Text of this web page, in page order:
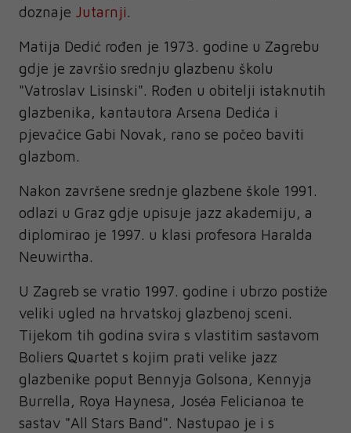
doznaje Jutarnji.
Matija Dedić rođen je 1973. godine u Zagrebu
gdje je završio srednju glazbenu školu
"Vatroslav Lisinski". Rođen u obitelji istaknutih
glazbenika, kantautora Arsena Dedića i
pjevačice Gabi Novak, rano se počeo baviti
glazbom.
Nakon završene srednje glazbene škole 1991.
odlazi u Graz gdje upisuje jazz akademiju, a
diplomirao je 1997. u klasi profesora Haralda
Neuwirtha.
U Zagreb se vratio 1997. godine i ubrzo postiže
veliki ugled na hrvatskoj glazbenoj sceni.
Tijekom tih godina svira s vlastitim sastavom
Boliers Quartet s kojim prati velike jazz
glazbenike poput Bennyja Golsona, Kennyja
Burrella, Roya Haynesa, Joséa Felicianoa te
sastav "All Stars Band". Nastupao je i s